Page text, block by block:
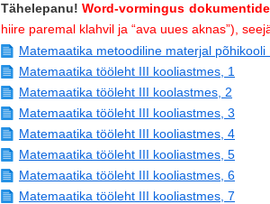
Tähelepanu!Word-vormingus dokumentide
hiire paremal klahvil ja “ava uues aknas”),
Matemaatika metoodiline materjal
Matemaatika tööleht III kooliastmes, 1
Matemaatika tööleht III koolastmes, 2
Matemaatika tööleht III kooliastmes, 3
Matemaatika tööleht III kooliastmes, 4
Matemaatika tööleht III kooliastmes, 5
Matemaatika tööleht III kooliastmes, 6
Matemaatika tööleht III kooliastmes, 7